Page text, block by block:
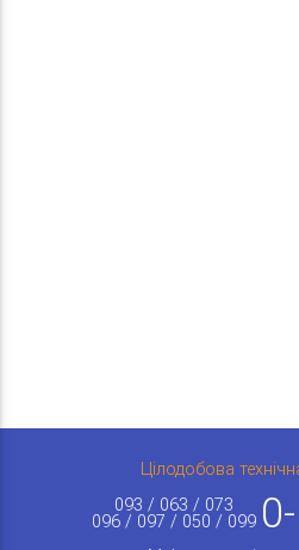
Цілодобова
093 / 063 / 073
096 / 097 / 050 / 099